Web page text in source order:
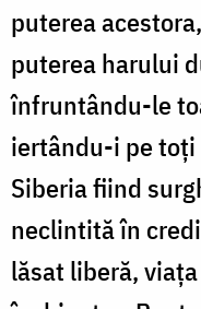
puterea
puterea harului
înfruntându-le
iertându-i pe
Siberia fiind
neclintită în
lăsat liberă,